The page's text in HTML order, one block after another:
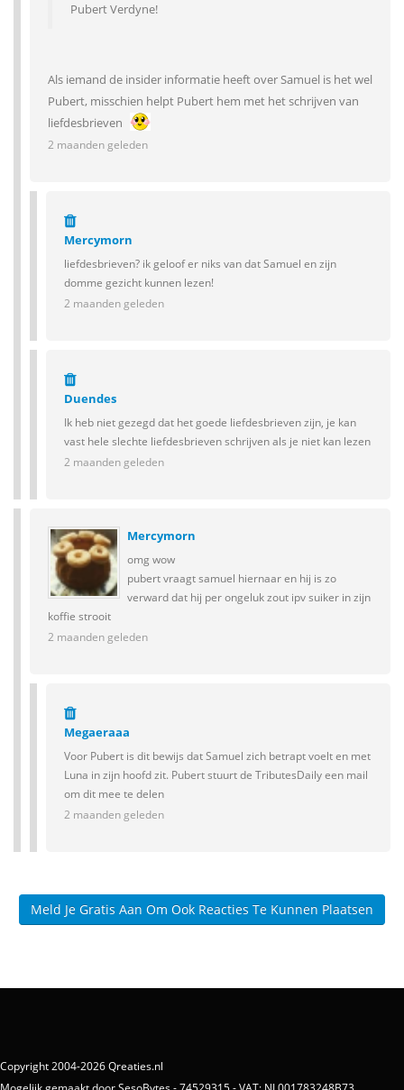
Pubert Verdyne!
Als iemand de insider informatie heeft over Samuel is het wel
Pubert, misschien helpt Pubert hem met het schrijven van
liefdesbrieven
2 maanden geleden
Mercymorn
liefdesbrieven? ik geloof er niks van dat Samuel en zijn
domme gezicht kunnen lezen!
2 maanden geleden
Duendes
Ik heb niet gezegd dat het goede liefdesbrieven zijn, je kan
vast hele slechte liefdesbrieven schrijven als je niet kan lezen
2 maanden geleden
Mercymorn
omg wow
pubert vraagt samuel hiernaar en hij is zo
verward dat hij per ongeluk zout ipv suiker in zijn
koffie strooit
2 maanden geleden
Megaeraaa
Voor Pubert is dit bewijs dat Samuel zich betrapt voelt en met
Luna in zijn hoofd zit. Pubert stuurt de TributesDaily een mail
om dit mee te delen
2 maanden geleden
Meld Je Gratis Aan Om Ook Reacties Te Kunnen Plaatsen
Copyright 2004-2026 Qreaties.nl